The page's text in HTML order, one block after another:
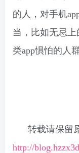
的人，对手机
当，比如无忌
类app惧怕的人
转载请保留
http://